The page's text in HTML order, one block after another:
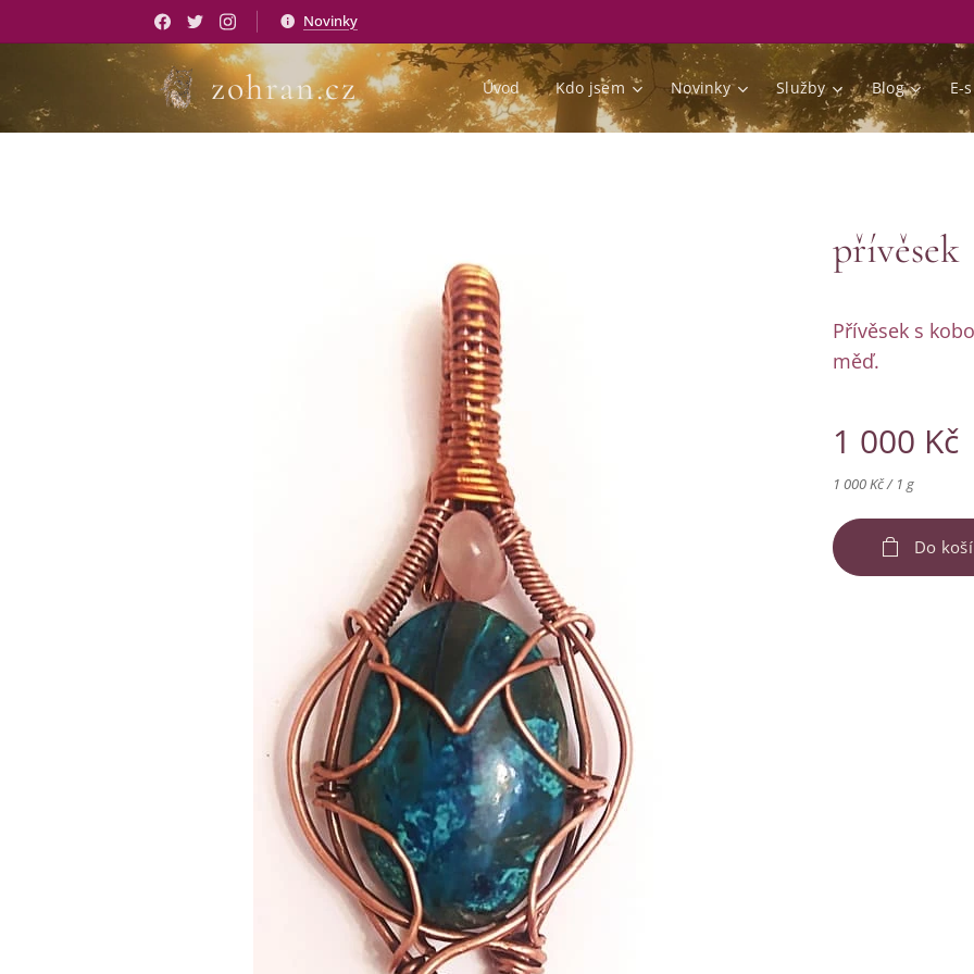
Novinky
zohran.cz Úvod Kdo jsem Novinky Služby Blog E-
přívěsek
Přívěsek s
měď.
1 000 Kč
1 000 Kč / 1 g
Do